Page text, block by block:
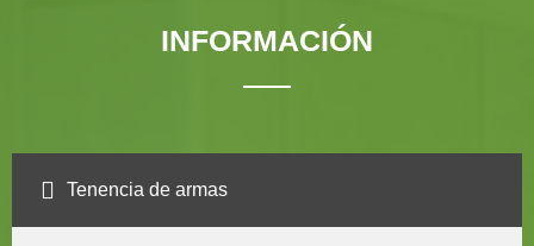
INFORMACIÓN
Tenencia de armas